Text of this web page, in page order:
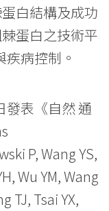
白結構及成功
蛋白之技術平
病控制。
發表《自然 通
P, Wang YS,
Wu YM, Wang
TJ, Tsai YX,